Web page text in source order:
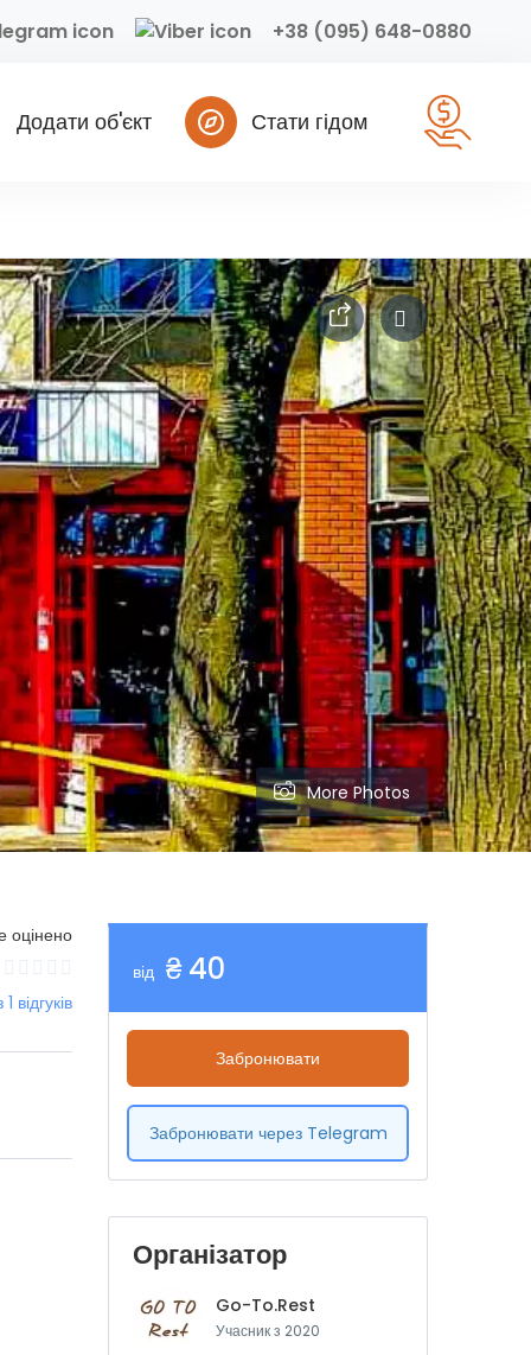
+38 (095) 648-0880
Додати об'єкт Стати гідом
More Photos
оцінено
1 відгуків
від ₴ 40
Забронювати
Забронювати через Telegram
Організатор
Go-To.Rest
Учасник з 2020